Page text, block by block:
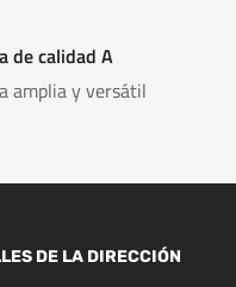
de calidad A
amplia y versátil
DE LA DIRECCIÓN